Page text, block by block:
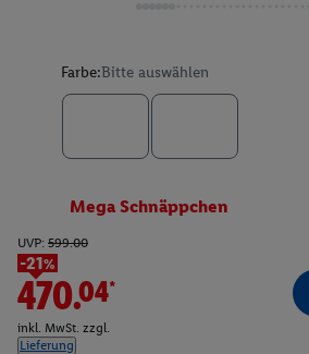
Farbe:Bitte auswählen
Mega Schnäppchen
UVP: 599.00
-21%
470.04*
inkl. MwSt. zzgl.
Lieferung